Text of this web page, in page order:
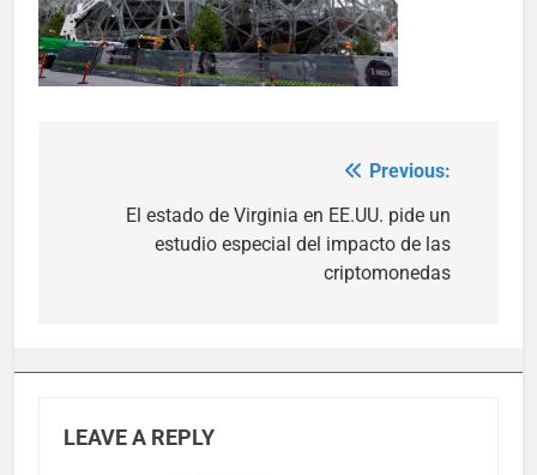
navigation
Previous:
El estado de Virginia en EE.UU. pide un
estudio especial del impacto de las
criptomonedas
LEAVE A REPLY